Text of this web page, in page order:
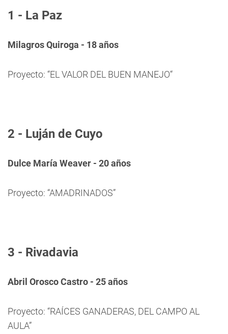
1 - La Paz
Milagros Quiroga - 18 años
Proyecto: “EL VALOR DEL BUEN MANEJO“
2 - Luján de Cuyo
Dulce María Weaver - 20 años
Proyecto: “AMADRINADOS”
3 - Rivadavia
Abril Orosco Castro - 25 años
Proyecto: “RAÍCES GANADERAS, DEL CAMPO AL
AULA”